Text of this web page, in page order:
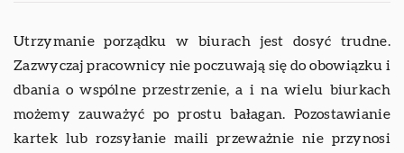
Utrzymanie porządku w biurach jest dosyć trudne.
Zazwyczaj pracownicy nie poczuwają się do obowiązku i
dbania o wspólne przestrzenie, a i na wielu biurkach
możemy zauważyć po prostu bałagan. Pozostawianie
kartek lub rozsyłanie maili przeważnie nie przynosi